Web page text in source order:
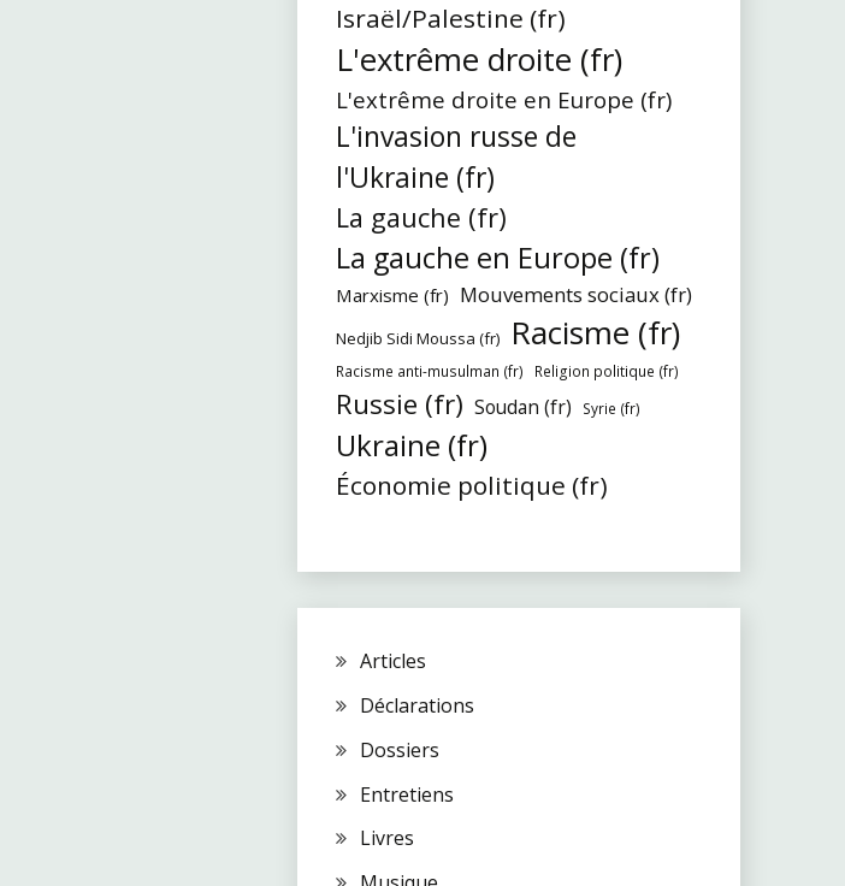
Israël/Palestine (fr)
L'extrême droite (fr)
L'extrême droite en Europe (fr)
L'invasion russe de
l'Ukraine (fr)
La gauche (fr)
La gauche en Europe (fr)
Marxisme (fr) Mouvements sociaux (fr)
Nedjib Sidi Moussa (fr) Racisme (fr)
Racisme anti-musulman (fr) Religion politique (fr)
Russie (fr) Soudan (fr) Syrie (fr)
Ukraine (fr)
Économie politique (fr)
Articles
Déclarations
Dossiers
Entretiens
Livres